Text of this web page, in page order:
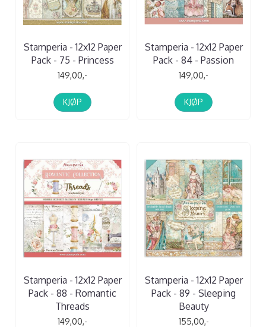
Stamperia - 12x12 Paper
Pack - 75 - Princess
149,00,-
KJØP
Stamperia - 12x12 Paper
Pack - 84 - Passion
149,00,-
KJØP
Stamperia - 12x12 Paper
Pack - 88 - Romantic
Threads
149,00,-
Stamperia - 12x12 Paper
Pack - 89 - Sleeping
Beauty
155,00,-